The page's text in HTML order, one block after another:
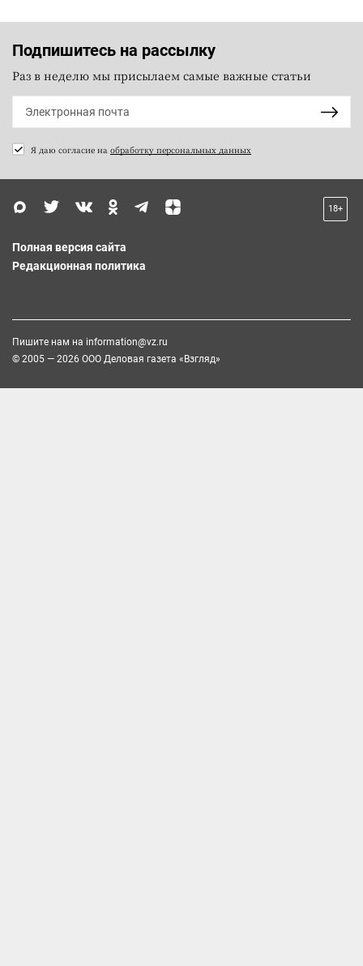
Подпишитесь на рассылку
Раз в неделю мы присылаем самые важные статьи
Я даю согласие на обработку персональных данных
18+
Полная версия сайта
Редакционная политика
Пишите нам на information@vz.ru
© 2005 — 2026 ООО Деловая газета «Взгляд»